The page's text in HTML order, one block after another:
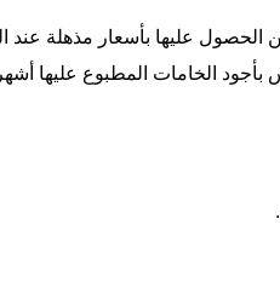
الحصول عليها بأسعار مذهلة
الكثير من الملابس بأجود الخامات